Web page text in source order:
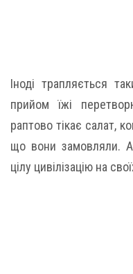
Іноді трапляється
прийом їжі
раптово тікає салат,
що вони замовляли. А
цілу цивілізацію на